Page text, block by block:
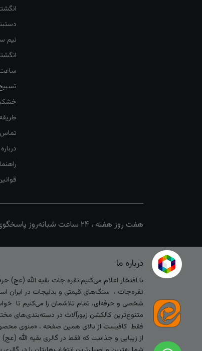
نیم
تماس
راهنما
هفت روز هفته ، ۲۴ ساعت شبانه‌روز پاسخگوی شما هستیم
درباره ما
با افتخار اعلام می‌کنیم:نقره جات بقیه الله (عج)
نقره‌جات ، سنگ‌های قیمتی و بدلیجات در ایران
شخصی و حرفه‌ای، تمام تلاشمان را می‌کنیم تا
متنوع‌ترین کالکشن زیورآلات در دسته‌بندی‌های
فقط کافیست از بالای همین صفحه ، «منوی
از زیبایی و جذابیت که فقط در گالری بقیه الله